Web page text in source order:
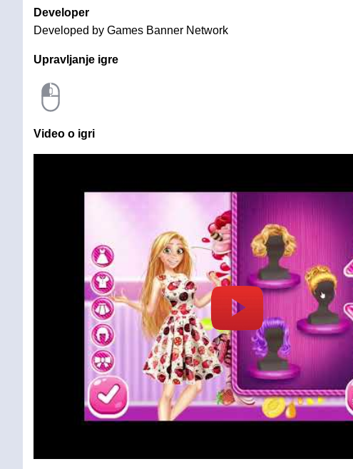
Developer
Developed by Games Banner Network
Upravljanje igre
Video o igri